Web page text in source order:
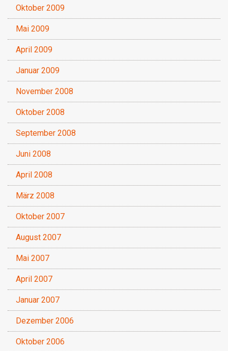
Oktober 2009
Mai 2009
April 2009
Januar 2009
November 2008
Oktober 2008
September 2008
Juni 2008
April 2008
März 2008
Oktober 2007
August 2007
Mai 2007
April 2007
Januar 2007
Dezember 2006
Oktober 2006